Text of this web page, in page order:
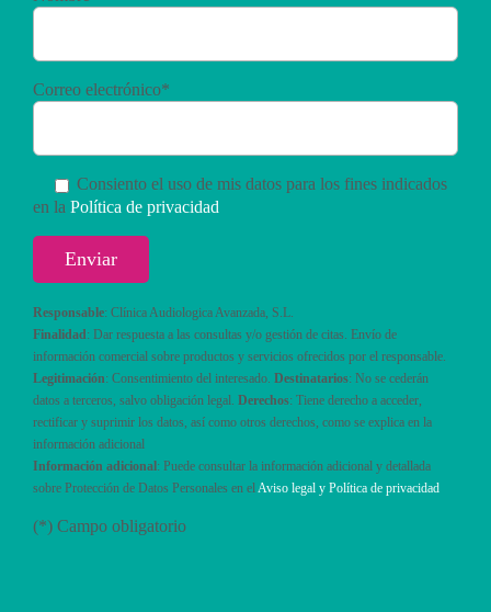
Correo electrónico*
Consiento el uso de mis datos para los fines indicados
en la Política de privacidad
Responsable: Clínica Audiologica Avanzada, S.L.
Finalidad: Dar respuesta a las consultas y/o gestión de citas. Envío de
información comercial sobre productos y servicios ofrecidos por el responsable.
Legitimación: Consentimiento del interesado. Destinatarios: No se cederán
datos a terceros, salvo obligación legal. Derechos: Tiene derecho a acceder,
rectificar y suprimir los datos, así como otros derechos, como se explica en la
información adicional
Información adicional: Puede consultar la información adicional y detallada
sobre Protección de Datos Personales en el Aviso legal y Política de privacidad
(*) Campo obligatorio